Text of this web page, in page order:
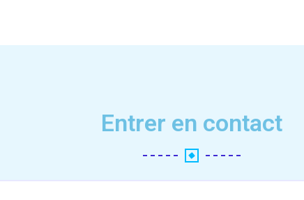
Entrer en contact